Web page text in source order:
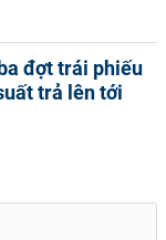
đợt trái phiếu
trả lên tới